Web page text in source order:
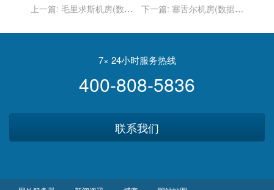
上一篇: 毛里求斯机房(数据
下一篇: 塞舌尔机房(数据中
7× 24小时服务热线
400-808-5836
联系我们